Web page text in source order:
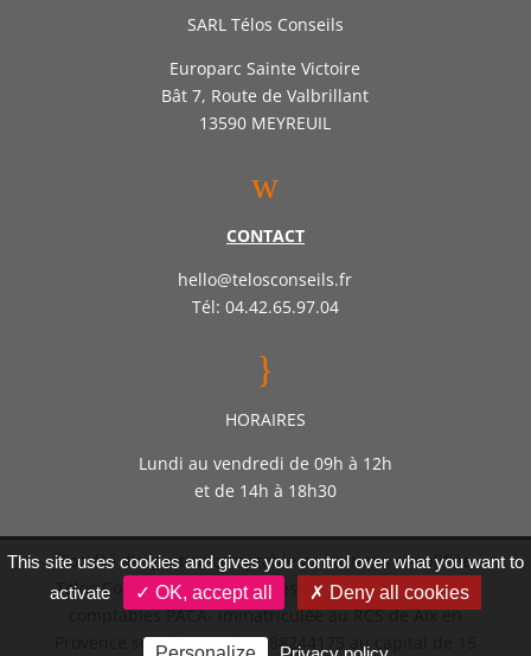
SARL Télos Conseils
Europarc Sainte Victoire
Bât 7, Route de Valbrillant
13590 MEYREUIL
w
CONTACT
hello@telosconseils.fr
Tél: 04.42.65.97.04
}
HORAIRES
Lundi au vendredi de 09h à 12h
et de 14h à 18h30
Société d’expertise comptable par actions simplifiée
Télos Conseil – Inscrite auprès de l’ordre des experts
comptables PACA- immatriculée au RCS de Aix en
Provence sous le numéro 888244175 au capital de 15
This site uses cookies and gives you control over what you want to
activate
✓ OK, accept all ✗ Deny all cookies